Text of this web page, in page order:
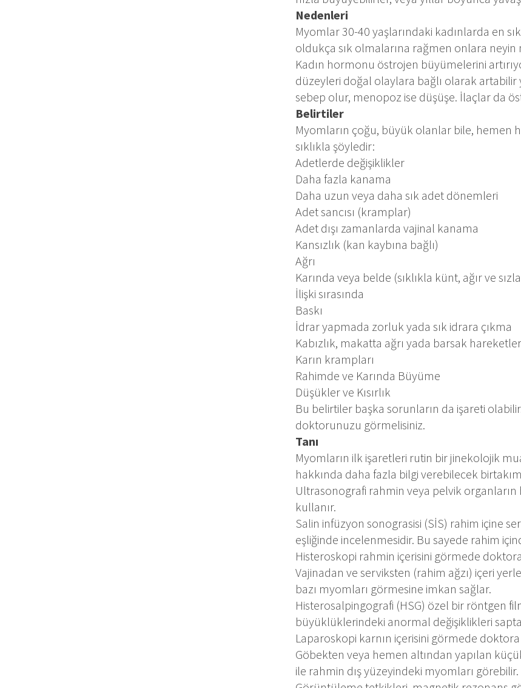
Nedenleri
Myomlar 30-40 yaşlarındaki kadınlarda en
oldukça sık olmalarına rağmen onlara
Kadın hormonu östrojen büyümelerini
düzeyleri doğal olaylara bağlı olarak artabilir
sebep olur, menopoz ise düşüşe. İlaçlar da
Belirtiler
Myomların çoğu, büyük olanlar bile, hemen
sıklıkla şöyledir:
Adetlerde değişiklikler
Daha fazla kanama
Daha uzun veya daha sık adet dönemleri
Adet sancısı (kramplar)
Adet dışı zamanlarda vajinal kanama
Kansızlık (kan kaybına bağlı)
Ağrı
Karında veya belde (sıklıkla künt, ağır ve
İlişki sırasında
Baskı
İdrar yapmada zorluk yada sık idrara çıkma
Kabızlık, makatta ağrı yada barsak
Karın krampları
Rahimde ve Karında Büyüme
Düşükler ve Kısırlık
Bu belirtiler başka sorunların da işareti
doktorunuzu görmelisiniz.
Tanı
Myomların ilk işaretleri rutin bir jinekolojik
hakkında daha fazla bilgi verebilecek
Ultrasonografi rahmin veya pelvik organların
kullanır.
Salin infüzyon sonograsisi (SİS) rahim içine
eşliğinde incelenmesidir. Bu sayede rahim
Histeroskopi rahmin içerisini görmede
Vajinadan ve serviksten (rahim ağzı) içeri
bazı myomları görmesine imkan sağlar.
Histerosalpingografi (HSG) özel bir röntgen
büyüklüklerindeki anormal değişiklikleri
Laparoskopi karnın içerisini görmede
Göbekten veya hemen altından yapılan
ile rahmin dış yüzeyindeki myomları görebilir.